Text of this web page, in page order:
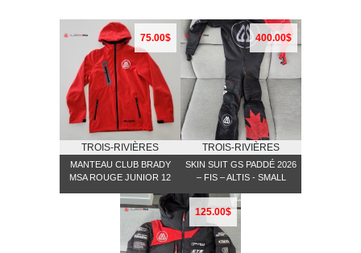
75.00$
TROIS-RIVIÈRES
MANTEAU CLUB BRADY
MSA ROUGE JUNIOR 12
400.00$
TROIS-RIVIÈRES
SKIN SUIT GS PADDÉ 2026
– FIS – ALTIS - SMALL
125.00$